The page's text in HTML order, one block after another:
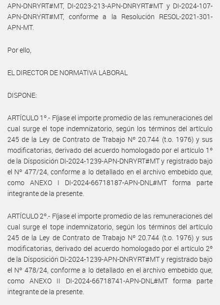
APN-DNRYRT#MT, DI-2023-213-APN-DNRYRT#MT y DI-2024-107-
APN-DNRYRT#MT, conforme a la Resolución RESOL-2021-301-
APN-MT.
Por ello,
EL DIRECTOR DE NORMATIVA LABORAL
DISPONE:
ARTÍCULO 1º.- Fíjase el importe promedio de las remuneraciones del
cual surge el tope indemnizatorio, según los términos del artículo
245 de la Ley de Contrato de Trabajo Nº 20.744 (t.o. 1976) y sus
modificatorias, derivado del acuerdo homologado por el artículo 1º
de la Disposición DI-2024-1239-APN-DNRYRT#MT y registrado bajo
el Nº 477/24, conforme a lo detallado en el archivo embebido que,
como ANEXO I DI-2024-66718187-APN-DNL#MT forma parte
integrante de la presente.
ARTÍCULO 2º.- Fíjase el importe promedio de las remuneraciones del
cual surge el tope indemnizatorio, según los términos del artículo
245 de la Ley de Contrato de Trabajo Nº 20.744 (t.o. 1976) y sus
modificatorias, derivado del acuerdo homologado por el artículo 2º
de la Disposición DI-2024-1239-APN-DNRYRT#MT y registrado bajo
el Nº 478/24, conforme a lo detallado en el archivo embebido que,
como ANEXO II DI-2024-66718741-APN-DNL#MT forma parte
integrante de la presente.